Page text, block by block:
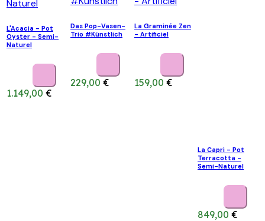
L'Acacia - Pot
Oyster - Semi-
Naturel
1.149,00 €
Das Pop-Vasen-
Trio #Künstlich
229,00 €
La Graminée Zen
- Artificiel
159,00 €
La Capri - Pot
Terracotta -
Semi-Naturel
849,00 €